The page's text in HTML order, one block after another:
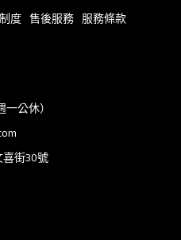
度 售後服務 服務條款
公休）
喜街30號